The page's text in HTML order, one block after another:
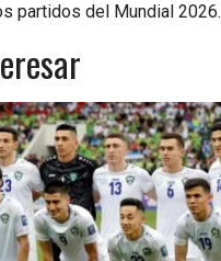
partidos del Mundial 2026.